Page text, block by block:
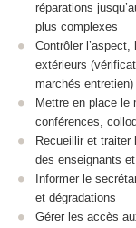
réparations
plus complexes
Contrôler
extérieurs
marchés entretien)
Mettre en place le
conférences,
Recueillir et
des enseignants
Informer le
et dégradations
Gérer les accès